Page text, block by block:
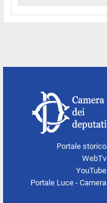
Portale storico
WebTv
YouTube
Portale Luce - Camera